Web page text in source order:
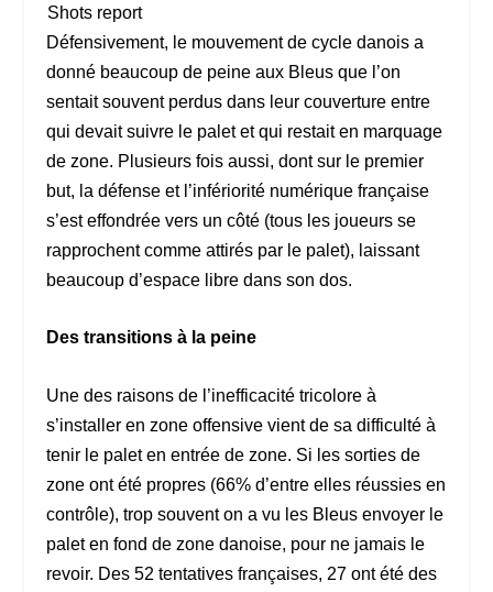
Shots report
Défensivement, le mouvement de cycle danois a
donné beaucoup de peine aux Bleus que l’on
sentait souvent perdus dans leur couverture entre
qui devait suivre le palet et qui restait en marquage
de zone. Plusieurs fois aussi, dont sur le premier
but, la défense et l’infériorité numérique française
s’est effondrée vers un côté (tous les joueurs se
rapprochent comme attirés par le palet), laissant
beaucoup d’espace libre dans son dos.
Des transitions à la peine
Une des raisons de l’inefficacité tricolore à
s’installer en zone offensive vient de sa difficulté à
tenir le palet en entrée de zone. Si les sorties de
zone ont été propres (66% d’entre elles réussies en
contrôle), trop souvent on a vu les Bleus envoyer le
palet en fond de zone danoise, pour ne jamais le
revoir. Des 52 tentatives françaises, 27 ont été des